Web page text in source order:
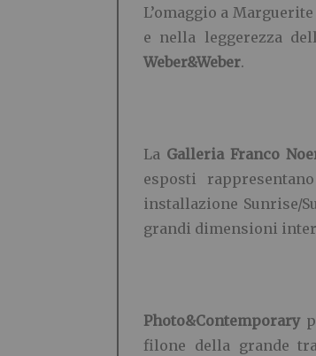
L’omaggio a
e nella leggerezza
Weber&Weber.
La Galleria Franco
esposti
installazione Sunrise/
grandi dimensioni
Photo&Contemporary
filone della grande